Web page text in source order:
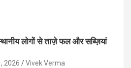
लोगों से ताज़े फल और सब्ज़ियां
2026 Vivek Verma